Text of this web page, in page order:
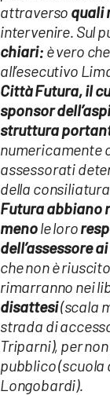
attraverso quali
intervenire. Sul
chiari: è vero
all’esecutivo
Città Futura, il
sponsor
struttura
numericamente
assessorati
della consiliatura
Futuraabbiano
menole loro
dell’assessore
che non è
rimarranno nei
disattesi(scala
strada di
Triparni), per
pubblico (scuola
Longobardi).